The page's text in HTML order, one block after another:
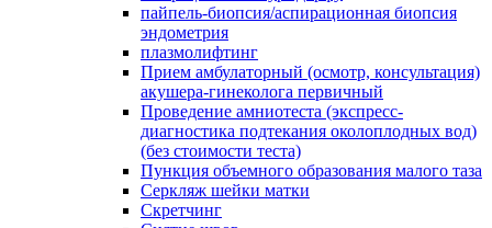
пайпель-биопсия/аспирационная биопсия
эндометрия
плазмолифтинг
Прием амбулаторный (осмотр, консультация)
акушера-гинеколога первичный
Проведение амниотеста (экспресс-
диагностика подтекания околоплодных вод)
(без стоимости теста)
Пункция объемного образования малого таза
Серкляж шейки матки
Скретчинг